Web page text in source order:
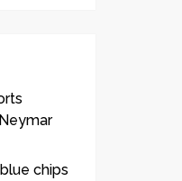
chips